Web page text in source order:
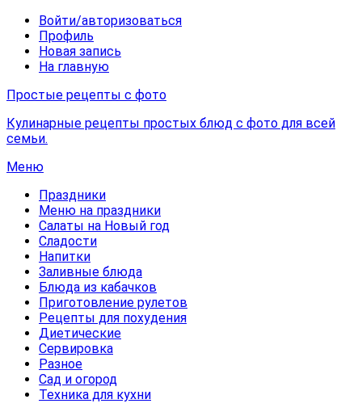
Войти/авторизоваться
Профиль
Новая запись
На главную
Простые рецепты с фото
Кулинарные рецепты простых блюд с фото для всей
семьи.
Меню
Праздники
Меню на праздники
Салаты на Новый год
Сладости
Напитки
Заливные блюда
Блюда из кабачков
Приготовление рулетов
Рецепты для похудения
Диетические
Сервировка
Разное
Сад и огород
Техника для кухни